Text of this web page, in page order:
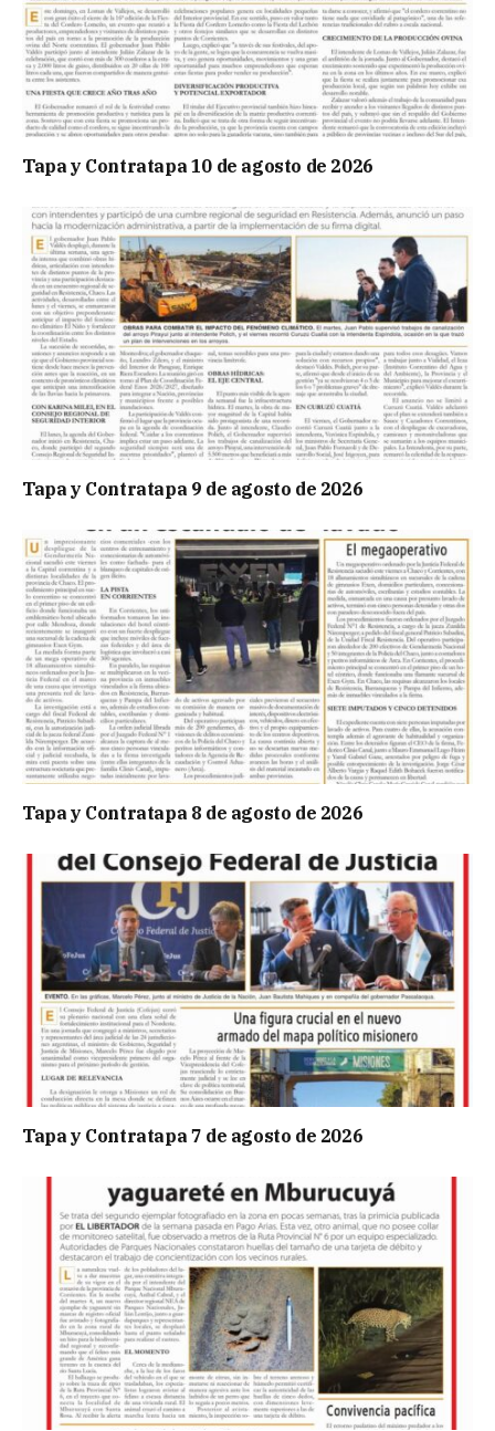
Tapa y Contratapa 10 de agosto de 2026
Tapa y Contratapa 9 de agosto de 2026
Tapa y Contratapa 8 de agosto de 2026
Tapa y Contratapa 7 de agosto de 2026